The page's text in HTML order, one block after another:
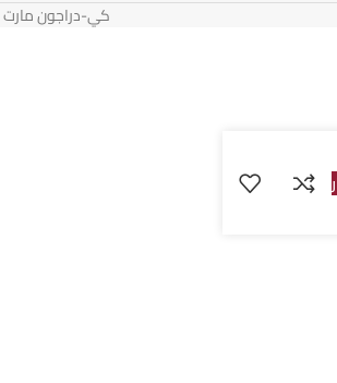
كي-دراجون مارت 2023 جميع الحقوق محفوظة